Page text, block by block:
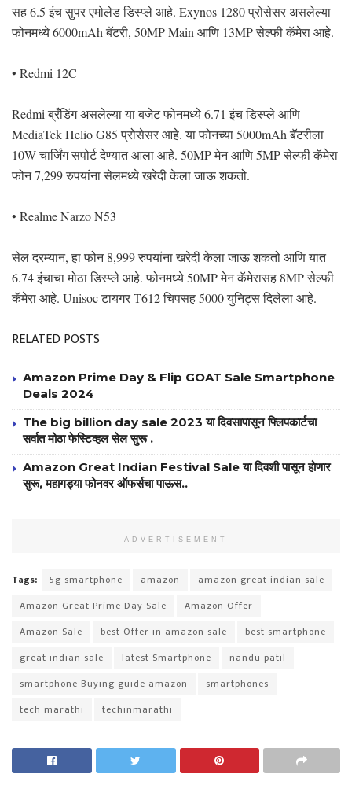
सह 6.5 इंच सुपर एमोलेड डिस्प्ले आहे. Exynos 1280 प्रोसेसर असलेल्या
फोनमध्ये 6000mAh बॅटरी, 50MP Main आणि 13MP सेल्फी कॅमेरा आहे.
• Redmi 12C
Redmi ब्रँडिंग असलेल्या या बजेट फोनमध्ये 6.71 इंच डिस्प्ले आणि
MediaTek Helio G85 प्रोसेसर आहे. या फोनच्या 5000mAh बॅटरीला
10W चार्जिंग सपोर्ट देण्यात आला आहे. 50MP मेन आणि 5MP सेल्फी कॅमेरा
फोन 7,299 रुपयांना सेलमध्ये खरेदी केला जाऊ शकतो.
• Realme Narzo N53
सेल दरम्यान, हा फोन 8,999 रुपयांना खरेदी केला जाऊ शकतो आणि यात
6.74 इंचाचा मोठा डिस्प्ले आहे. फोनमध्ये 50MP मेन कॅमेरासह 8MP सेल्फी
कॅमेरा आहे. Unisoc टायगर T612 चिपसह 5000 युनिट्स दिलेला आहे.
RELATED POSTS
Amazon Prime Day & Flip GOAT Sale Smartphone
Deals 2024
The big billion day sale 2023 या दिवसापासून फ्लिपकार्टचा
सर्वात मोठा फेस्टिव्हल सेल सुरू .
Amazon Great Indian Festival Sale या दिवशी पासून होणार
सुरू, महागड्या फोनवर ऑफर्सचा पाऊस..
ADVERTISEMENT
Tags: 5g smartphone amazon
amazon great indian sale
Amazon Great Prime Day Sale
Amazon Offer
Amazon Sale
best Offer in amazon sale
best smartphone
great indian sale
latest Smartphone
nandu patil
smartphone Buying guide amazon
smartphones
tech marathi
techinmarathi